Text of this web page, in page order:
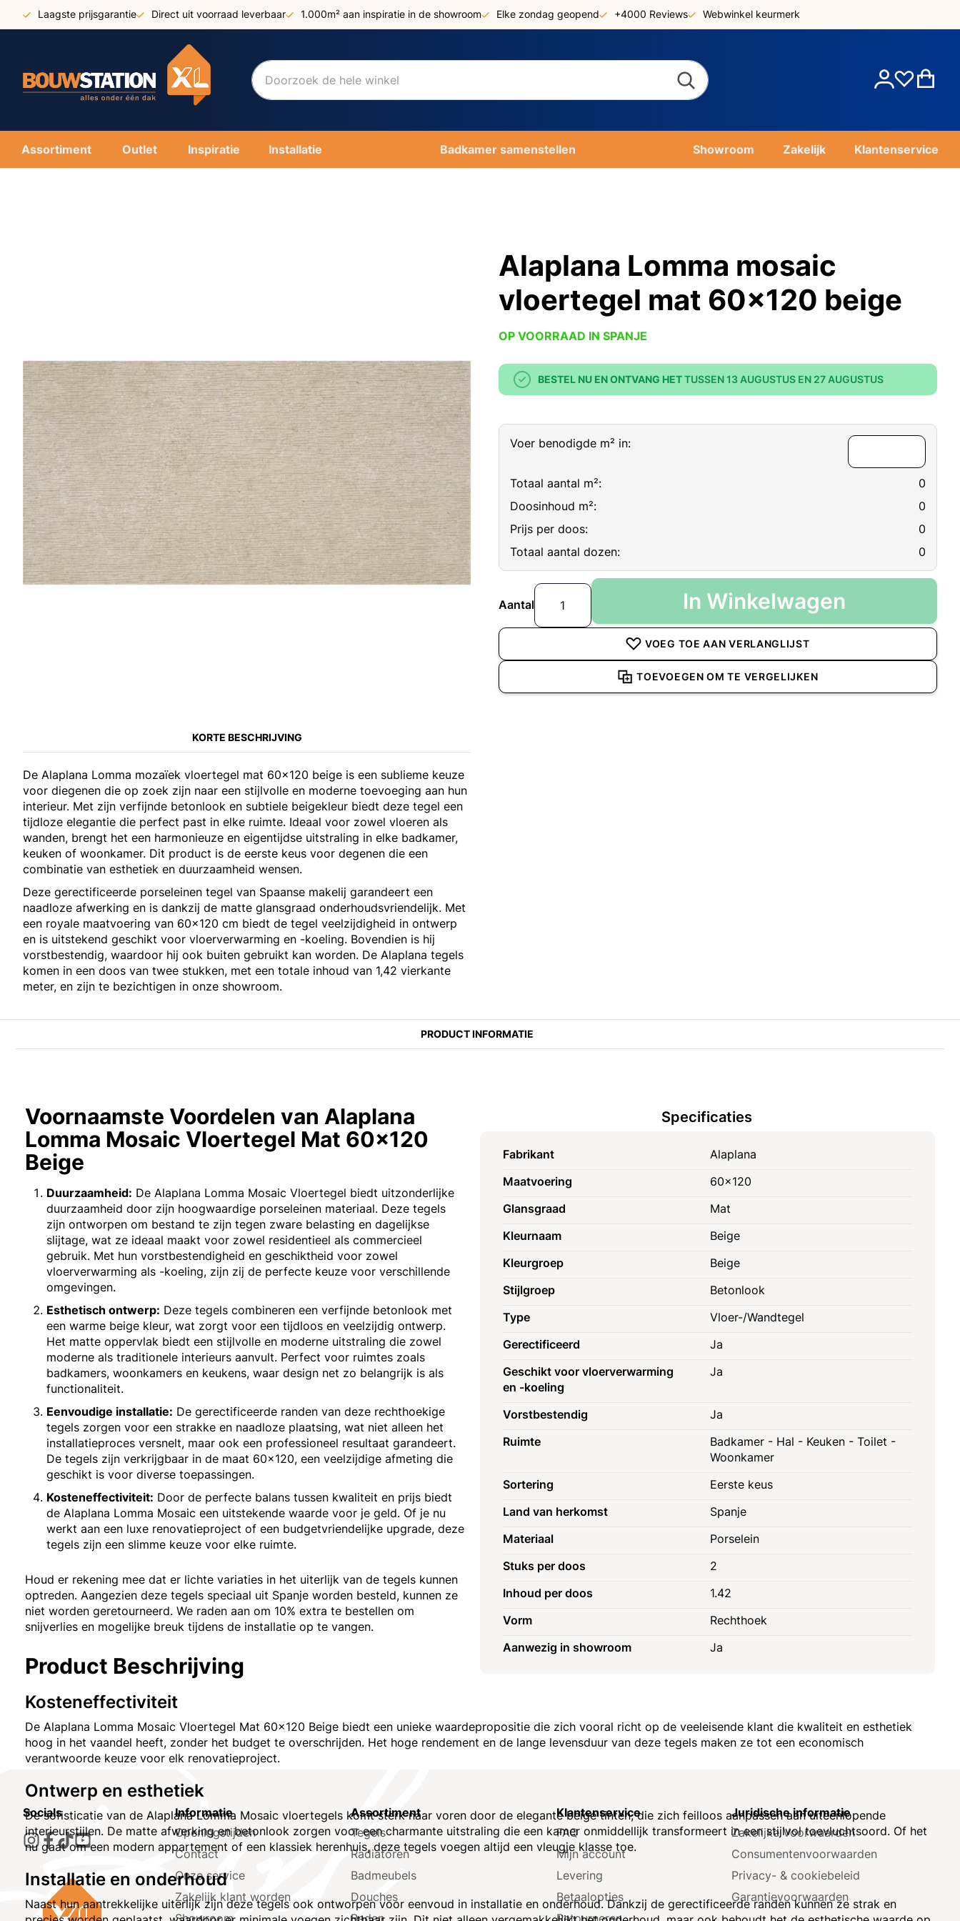
Ga
naar
Laagste prijsgarantie Direct uit voorraad leverbaar 1.000m² aan inspiratie in de showroom Elke zondag geopend +4000 Reviews Webwinkel keurmerk
Account
Assortiment Outlet Inspiratie Installatie Badkamer samenstellen Showroom Zakelijk Klantenservice
Alaplana Lomma mosaic
vloertegel mat 60x120 beige
OP VOORRAAD IN SPANJE
BESTEL NU EN ONTVANG HETTUSSEN 13 AUGUSTUS EN 27 AUGUSTUS
Voer benodigde m² in:
Totaal aantal m²:
0
Doosinhoud m²:
0
Prijs per doos:
0
Totaal aantal dozen:
0
Aantal In Winkelwagen
VOEG TOE AAN VERLANGLIJST
TOEVOEGEN OM TE VERGELIJKEN
KORTE BESCHRIJVING
De Alaplana Lomma mozaïek vloertegel mat 60x120 beige is een sublieme keuze
voor diegenen die op zoek zijn naar een stijlvolle en moderne toevoeging aan hun
interieur. Met zijn verfijnde betonlook en subtiele beigekleur biedt deze tegel een
tijdloze elegantie die perfect past in elke ruimte. Ideaal voor zowel vloeren als
wanden, brengt het een harmonieuze en eigentijdse uitstraling in elke badkamer,
keuken of woonkamer. Dit product is de eerste keus voor degenen die een
combinatie van esthetiek en duurzaamheid wensen.
Deze gerectificeerde porseleinen tegel van Spaanse makelij garandeert een
naadloze afwerking en is dankzij de matte glansgraad onderhoudsvriendelijk. Met
een royale maatvoering van 60x120 cm biedt de tegel veelzijdigheid in ontwerp
en is uitstekend geschikt voor vloerverwarming en -koeling. Bovendien is hij
vorstbestendig, waardoor hij ook buiten gebruikt kan worden. De Alaplana tegels
komen in een doos van twee stukken, met een totale inhoud van 1,42 vierkante
meter, en zijn te bezichtigen in onze showroom.
PRODUCT INFORMATIE
Specificaties
Fabrikant
Alaplana
Maatvoering
60x120
Glansgraad
Mat
Kleurnaam
Beige
Kleurgroep
Beige
Stijlgroep
Betonlook
Type
Vloer-/Wandtegel
Gerectificeerd
Ja
Geschikt voor vloerverwarming
en -koeling
Ja
Vorstbestendig
Ja
Ruimte
Badkamer - Hal - Keuken - Toilet -
Woonkamer
Sortering
Eerste keus
Land van herkomst
Spanje
Materiaal
Porselein
Stuks per doos
2
Inhoud per doos
1.42
Vorm
Rechthoek
Aanwezig in showroom
Ja
Voornaamste Voordelen van Alaplana
Lomma Mosaic Vloertegel Mat 60x120
Beige
Duurzaamheid: De Alaplana Lomma Mosaic Vloertegel biedt uitzonderlijke
duurzaamheid door zijn hoogwaardige porseleinen materiaal. Deze tegels
zijn ontworpen om bestand te zijn tegen zware belasting en dagelijkse
slijtage, wat ze ideaal maakt voor zowel residentieel als commercieel
gebruik. Met hun vorstbestendigheid en geschiktheid voor zowel
vloerverwarming als -koeling, zijn zij de perfecte keuze voor verschillende
omgevingen.
Esthetisch ontwerp: Deze tegels combineren een verfijnde betonlook met
een warme beige kleur, wat zorgt voor een tijdloos en veelzijdig ontwerp.
Het matte oppervlak biedt een stijlvolle en moderne uitstraling die zowel
moderne als traditionele interieurs aanvult. Perfect voor ruimtes zoals
badkamers, woonkamers en keukens, waar design net zo belangrijk is als
functionaliteit.
Eenvoudige installatie: De gerectificeerde randen van deze rechthoekige
tegels zorgen voor een strakke en naadloze plaatsing, wat niet alleen het
installatieproces versnelt, maar ook een professioneel resultaat garandeert.
De tegels zijn verkrijgbaar in de maat 60x120, een veelzijdige afmeting die
geschikt is voor diverse toepassingen.
Kosteneffectiviteit: Door de perfecte balans tussen kwaliteit en prijs biedt
de Alaplana Lomma Mosaic een uitstekende waarde voor je geld. Of je nu
werkt aan een luxe renovatieproject of een budgetvriendelijke upgrade, deze
tegels zijn een slimme keuze voor elke ruimte.
Houd er rekening mee dat er lichte variaties in het uiterlijk van de tegels kunnen
optreden. Aangezien deze tegels speciaal uit Spanje worden besteld, kunnen ze
niet worden geretourneerd. We raden aan om 10% extra te bestellen om
snijverlies en mogelijke breuk tijdens de installatie op te vangen.
Product Beschrijving
Kosteneffectiviteit
De Alaplana Lomma Mosaic Vloertegel Mat 60x120 Beige biedt een unieke waardepropositie die zich vooral richt op de veeleisende klant die kwaliteit en esthetiek
hoog in het vaandel heeft, zonder het budget te overschrijden. Het hoge rendement en de lange levensduur van deze tegels maken ze tot een economisch
verantwoorde keuze voor elk renovatieproject.
Ontwerp en esthetiek
De sofisticatie van de Alaplana Lomma Mosaic vloertegels komt sterk naar voren door de elegante beige tinten, die zich feilloos aanpassen aan uiteenlopende
interieurstijlen. De matte afwerking en betonlook zorgen voor een charmante uitstraling die een kamer onmiddellijk transformeert in een stijlvol toevluchtsoord. Of het
nu gaat om een modern appartement of een klassiek herenhuis, deze tegels voegen altijd een vleugje klasse toe.
Installatie en onderhoud
Naast hun aantrekkelijke uiterlijk zijn deze tegels ook ontworpen voor eenvoud in installatie en onderhoud. Dankzij de gerectificeerde randen kunnen ze strak en
Socials
Informatie
Openingstijden
Contact
Onze service
Zakelijk klant worden
Showroom
Assortiment
Tegels
Radiatoren
Badmeubels
Douches
Baden
Klantenservice
FAQ
Mijn account
Levering
Betaalopties
Retourneren
Juridische informatie
Zakelijke Voorwaarden
Consumenten­voorwaarden
Privacy- & cookiebeleid
Garantie­voorwaarden